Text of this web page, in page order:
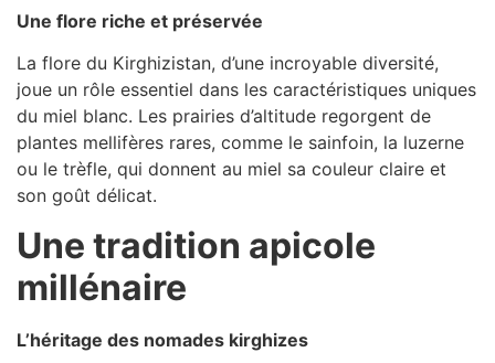
Une flore riche et préservée
La flore du Kirghizistan, d’une incroyable diversité,
joue un rôle essentiel dans les caractéristiques uniques
du miel blanc. Les prairies d’altitude regorgent de
plantes mellifères rares, comme le sainfoin, la luzerne
ou le trèfle, qui donnent au miel sa couleur claire et
son goût délicat.
Une tradition apicole
millénaire
L’héritage des nomades kirghizes